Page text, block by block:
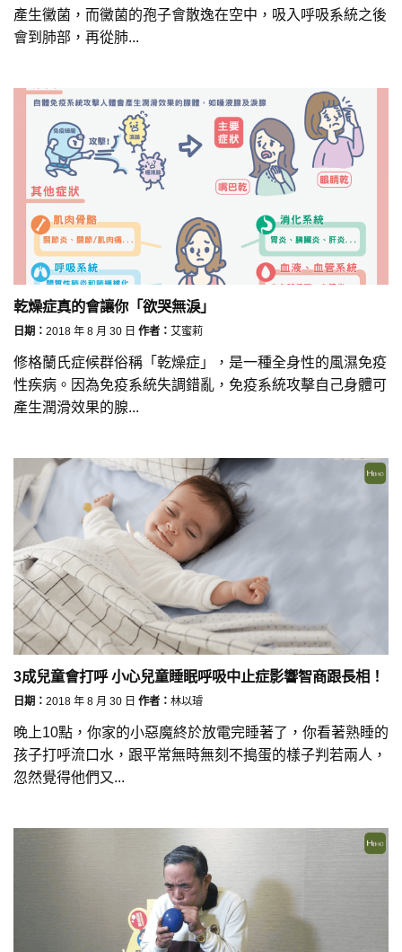
產生黴菌，而黴菌的孢子會散逸在空中，吸入呼吸系統之後
會到肺部，再從肺...
乾燥症真的會讓你「欲哭無淚」
日期： 2018 年 8 月 30 日 作者： 艾蜜莉
修格蘭氏症候群俗稱「乾燥症」，是一種全身性的風濕免疫
性疾病。因為免疫系統失調錯亂，免疫系統攻擊自己身體可
產生潤滑效果的腺...
3成兒童會打呼 小心兒童睡眠呼吸中止症影響智商跟長相！
日期： 2018 年 8 月 30 日 作者： 林以璿
晚上10點，你家的小惡魔終於放電完睡著了，你看著熟睡的
孩子打呼流口水，跟平常無時無刻不搗蛋的樣子判若兩人，
忽然覺得他們又...